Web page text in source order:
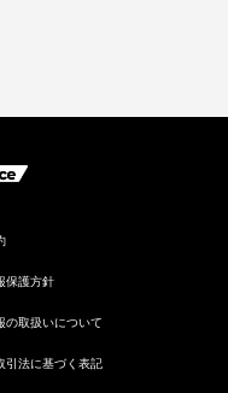
保護方針
の取扱いについて
引法に基づく表記